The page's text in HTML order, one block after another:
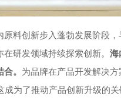
原料创新步入蓬勃发展阶段，
在研发领域持续探索创新。海
。 为品牌在产品开发解决
成为了推动产品创新升级的